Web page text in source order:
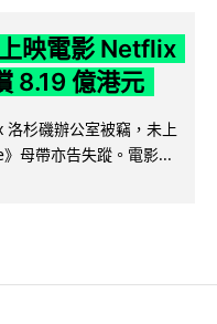
映電影 Netflix
8.19 億港元
洛杉磯辦公室被竊，未上
母帶亦告失蹤。電影...